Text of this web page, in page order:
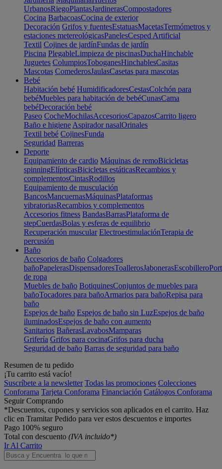
UrbanosRiegoPlantasJardinerasCompostadores
Cocina BarbacoasCocina de exterior
Decoración Grifos y fuentesEstatuasMacetasTermómetros y
estaciones metereológicasPanelesCesped Artificial
Textil Cojines de jardínFundas de jardín
Piscina PlegableLimpieza de piscinasDuchaHinchable
Juguetes ColumpiosToboganesHinchablesCasitas
Mascotas ComederosJaulasCasetas para mascotas
Bebé
Habitación bebé HumidificadoresCestasColchón para
bebéMuebles para habitación de bebéCunasCama
bebéDecoración bebé
Paseo CocheMochilasAccesoriosCapazosCarrito ligero
Baño e higiene Aspirador nasalOrinales
Textil bebé CojinesFunda
Seguridad Barreras
Deporte
Equipamiento de cardio Máquinas de remoBicicletas
spinningElípticasBicicletas estáticasRecambios y
complementosCintasRodillos
Equipamiento de musculación
BancosMancuernasMáquinasPlataformas
vibratoriasRecambios y complementos
Accesorios fitness BandasBarrasPlataforma de
stepCuerdasBolas y esferas de equilibrio
Recuperación muscular ElectroestimulaciónTerapia de
percusión
Baño
Accesorios de baño Colgadores
bañoPapelerasDispensadoresToallerosJabonerasEscobillero
de ropa
Muebles de baño BotiquinesConjuntos de muebles para
bañoTocadores para bañoArmarios para bañoRepisa para
baño
Espejos de baño Espejos de baño sin LuzEspejos de baño
iluminadosEspejos de baño con aumento
Sanitarios BañerasLavabosMamparas
Grifería Grifos para cocinaGrifos para ducha
Seguridad de baño Barras de seguridad para baño
Resumen de tu pedido
¡Tu carrito está vacío!
Suscríbete a la newsletter Todas las promociones Colecciones
Conforama Tarjeta Conforama Financiación Catálogos Conforama
Seguir Comprando
*Descuentos, cupones y servicios son aplicados en el carrito. Haz
clic en Tramitar Pedido para ver estos descuentos e importes
Pago 100% seguro
Total con descuento (IVA incluido*)
Ir Al Carrito